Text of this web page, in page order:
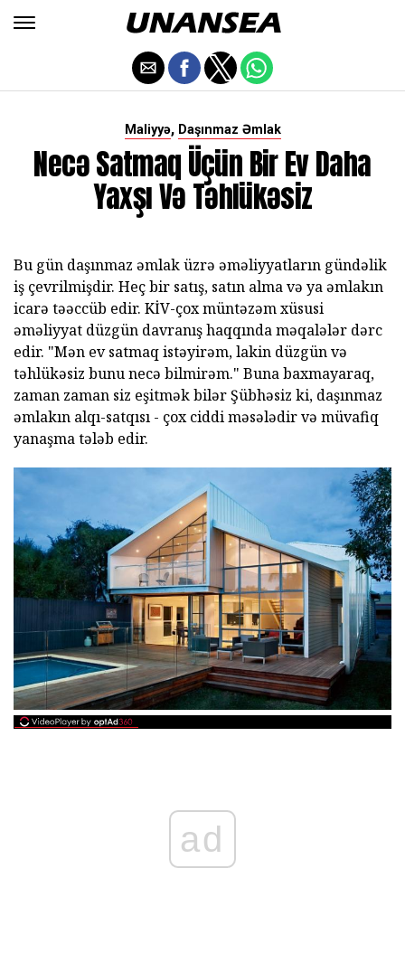
Maliyyə, Daşınmaz Əmlak
Necə Satmaq Üçün Bir Ev Daha
Yaxşı Və Təhlükəsiz
Bu gün daşınmaz əmlak üzrə əməliyyatların gündəlik
iş çevrilmişdir. Heç bir satış, satın alma və ya əmlakın
icarə təəccüb edir. KİV-çox müntəzəm xüsusi
əməliyyat düzgün davranış haqqında məqalələr dərc
edir. "Mən ev satmaq istəyirəm, lakin düzgün və
təhlükəsiz bunu necə bilmirəm." Buna baxmayaraq,
zaman zaman siz eşitmək bilər Şübhəsiz ki, daşınmaz
əmlakın alqı-satqısı - çox ciddi məsələdir və müvafiq
yanaşma tələb edir.
ad